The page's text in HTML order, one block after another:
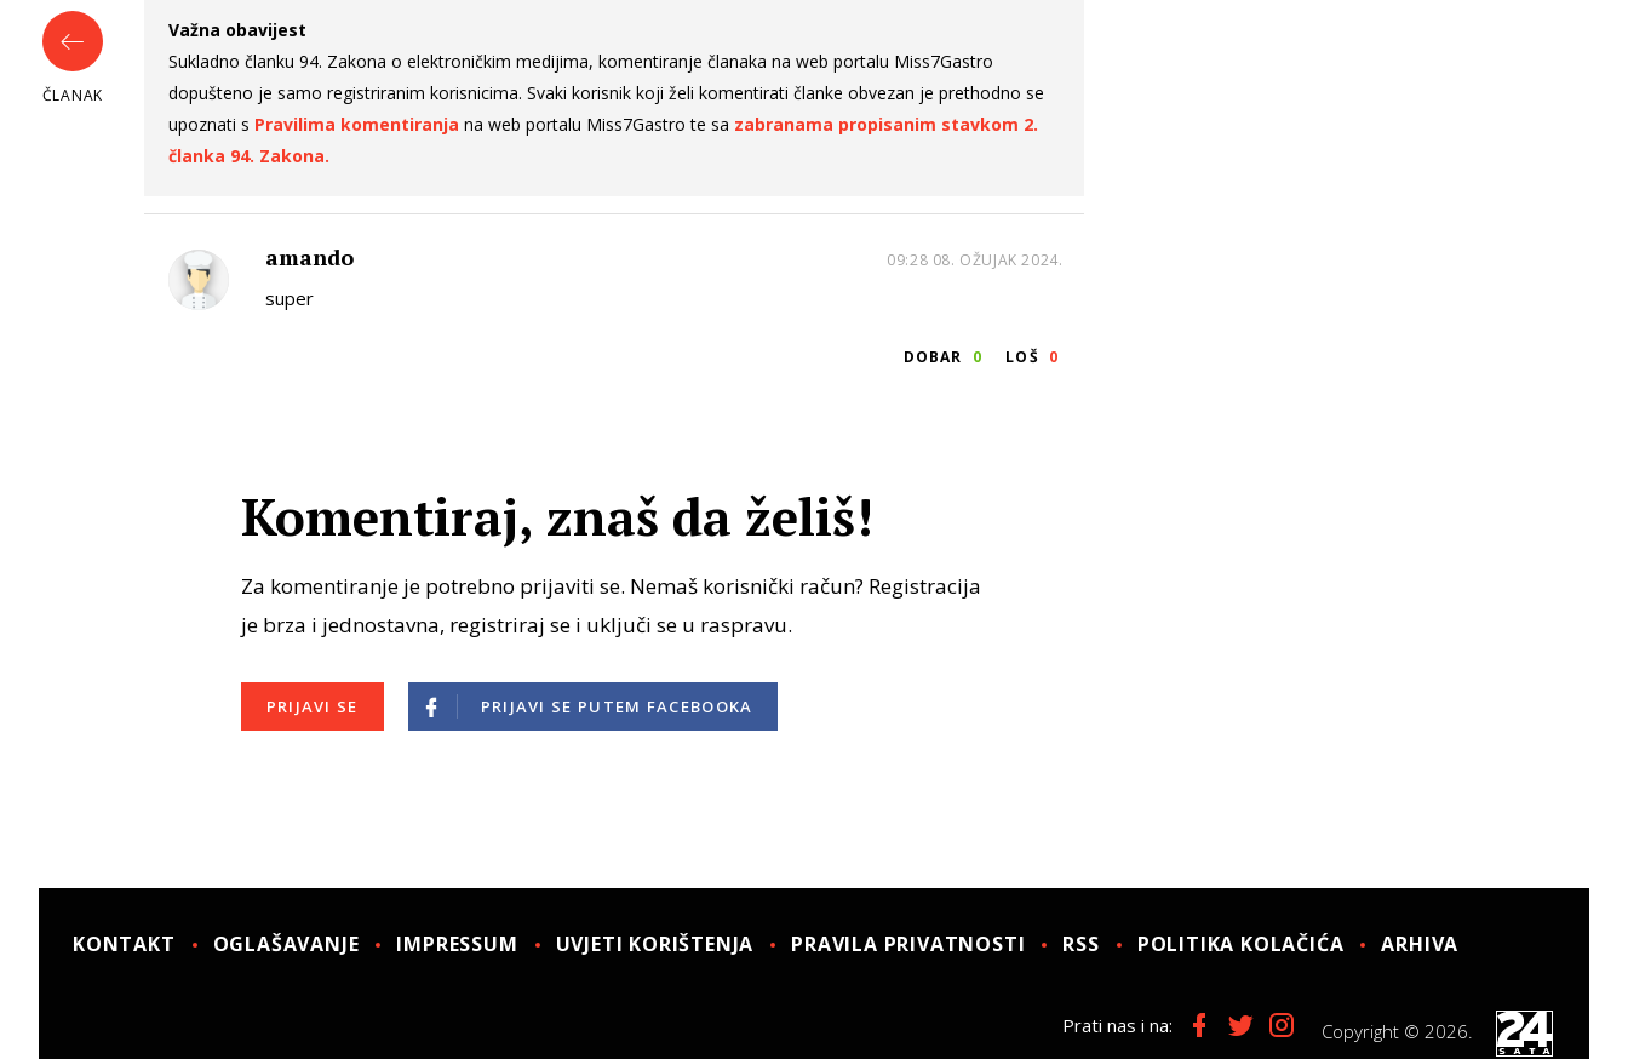
ČLANAK
Važna obavijest
Sukladno članku 94. Zakona o elektroničkim medijima, komentiranje članaka na web portalu Miss7Gastro
dopušteno je samo registriranim korisnicima. Svaki korisnik koji želi komentirati članke obvezan je prethodno se
upoznati s Pravilima komentiranja na web portalu Miss7Gastro te sa zabranama propisanim stavkom 2.
članka 94. Zakona.
amando 09:28 08. OŽUJAK 2024.
super
DOBAR 0 LOŠ 0
Komentiraj, znaš da želiš!
Za komentiranje je potrebno prijaviti se. Nemaš korisnički račun? Registracija
je brza i jednostavna, registriraj se i uključi se u raspravu.
PRIJAVI SE PRIJAVI SE PUTEM FACEBOOKA
KONTAKT OGLAŠAVANJE IMPRESSUM UVJETI KORIŠTENJA PRAVILA PRIVATNOSTI RSS POLITIKA KOLAČIĆA ARHIVA
Prati nas i na: Copyright © 2026.